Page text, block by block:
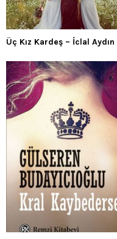
Üç Kız Kardeş – İclal Aydın